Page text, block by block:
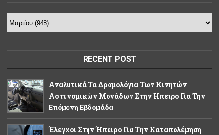
RECENT POST
Αναλυτικά Τα Δρομολόγια Των Κινητών
Αστυνομικών Μονάδων Στην Ήπειρο Για Την
Επόμενη Εβδομάδα
Έλεγχοι Στην Ήπειρο Για Την Καταπολέμηση